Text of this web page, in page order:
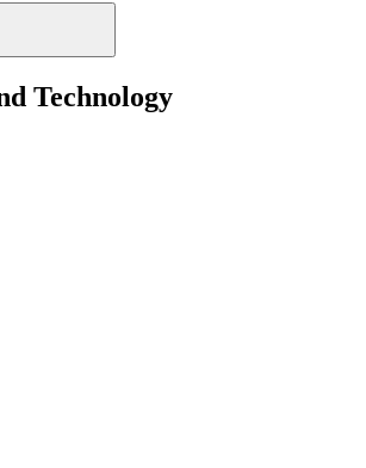
Technology